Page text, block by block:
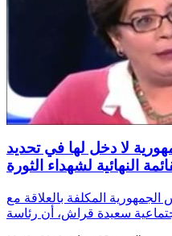
لا دخل لها في تحديد
النهائية لشهداء الثورة
المكلفة بالعلاقة مع